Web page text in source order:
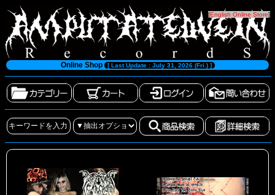
[English Online Store]
Online Shop [ Last Update : July 31, 2026 (Fri.) ]